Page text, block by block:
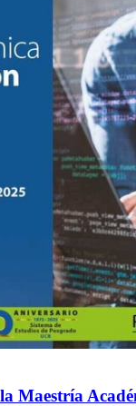
Maestría